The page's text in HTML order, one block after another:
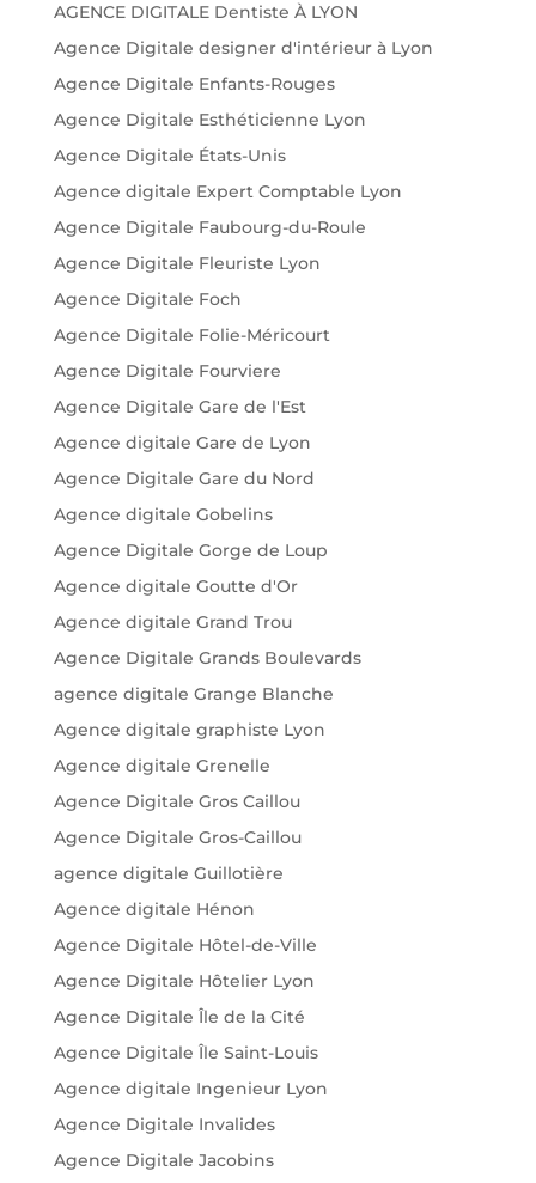
AGENCE DIGITALE Dentiste À LYON
Agence Digitale designer d'intérieur à Lyon
Agence Digitale Enfants-Rouges
Agence Digitale Esthéticienne Lyon
Agence Digitale États-Unis
Agence digitale Expert Comptable Lyon
Agence Digitale Faubourg-du-Roule
Agence Digitale Fleuriste Lyon
Agence Digitale Foch
Agence Digitale Folie-Méricourt
Agence Digitale Fourviere
Agence Digitale Gare de l'Est
Agence digitale Gare de Lyon
Agence Digitale Gare du Nord
Agence digitale Gobelins
Agence Digitale Gorge de Loup
Agence digitale Goutte d'Or
Agence digitale Grand Trou
Agence Digitale Grands Boulevards
agence digitale Grange Blanche
Agence digitale graphiste Lyon
Agence digitale Grenelle
Agence Digitale Gros Caillou
Agence Digitale Gros-Caillou
agence digitale Guillotière
Agence digitale Hénon
Agence Digitale Hôtel-de-Ville
Agence Digitale Hôtelier Lyon
Agence Digitale Île de la Cité
Agence Digitale Île Saint-Louis
Agence digitale Ingenieur Lyon
Agence Digitale Invalides
Agence Digitale Jacobins